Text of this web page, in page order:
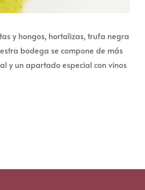
y hongos, hortalizas, trufa negra
bodega se compone de más
y un apartado especial con vinos